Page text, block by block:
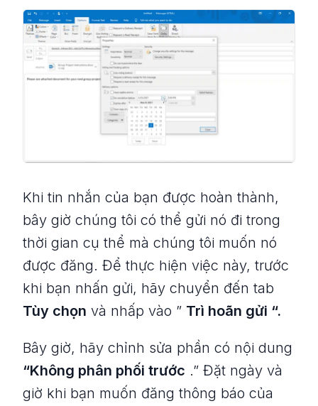
Khi tin nhắn của bạn được hoàn thành,
bây giờ chúng tôi có thể gửi nó đi trong
thời gian cụ thể mà chúng tôi muốn nó
được đăng. Để thực hiện việc này, trước
khi bạn nhấn gửi, hãy chuyển đến tab
Tùy chọn và nhấp vào ” Trì hoãn gửi “.
Bây giờ, hãy chỉnh sửa phần có nội dung
“Không phân phối trước .” Đặt ngày và
giờ khi bạn muốn đăng thông báo của